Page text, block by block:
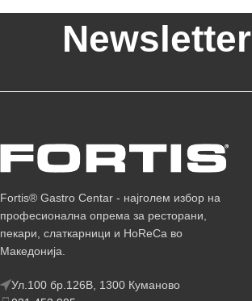
Newsletter
Fortis® Gastro Centar - најголем избор на
професионална опрема за ресторани,
пекари, слаткарници и HoReCa во
Македонија.
Ул.100 бр.126В, 1300 Куманово